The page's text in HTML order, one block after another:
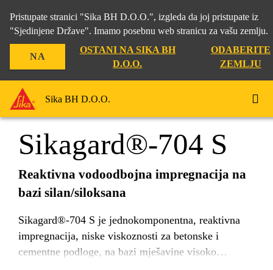
Pristupate stranici "Sika BH D.O.O.", izgleda da joj pristupate iz
"Sjedinjene Države". Imamo posebnu web stranicu za vašu zemlju.
NA
OSTANI NA SIKA BH
D.O.O.
ODABERITE
ZEMLJU
Sika BH D.O.O.
Građevina Sikagard®-704 S
Sikagard®-704 S
Reaktivna vodoodbojna impregnacija na
bazi silan/siloksana
Sikagard®-704 S je jednokomponentna, reaktivna
impregnacija, niske viskoznosti za betonske i
cementne podloge, na bazi mješavine visoko